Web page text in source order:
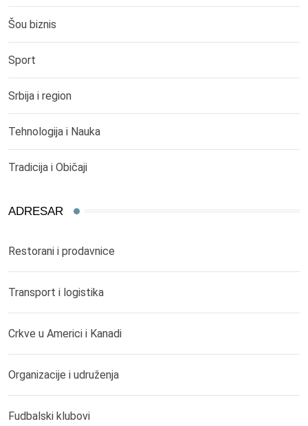
Šou biznis
Sport
Srbija i region
Tehnologija i Nauka
Tradicija i Običaji
ADRESAR
Restorani i prodavnice
Transport i logistika
Crkve u Americi i Kanadi
Organizacije i udruženja
Fudbalski klubovi